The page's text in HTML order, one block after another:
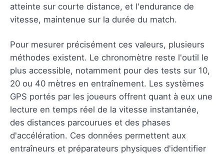
atteinte sur courte distance, et l'endurance de
vitesse, maintenue sur la durée du match.
Pour mesurer précisément ces valeurs, plusieurs
méthodes existent. Le chronomètre reste l'outil le
plus accessible, notamment pour des tests sur 10,
20 ou 40 mètres en entraînement. Les systèmes
GPS portés par les joueurs offrent quant à eux une
lecture en temps réel de la vitesse instantanée,
des distances parcourues et des phases
d'accélération. Ces données permettent aux
entraîneurs et préparateurs physiques d'identifier